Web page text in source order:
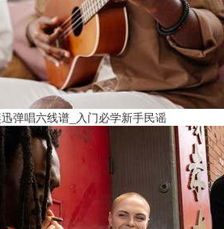
弹唱六线谱_入门必学新手民谣